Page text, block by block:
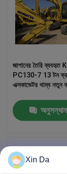
বাড়ি
পণ্য
আমাদের সম্পর্কে
কারখানা ভ্রমণ
যোগাযোগ করুন
জাপানের তৈরি
PC130-7 13 টন
এক্সকাভেটর থাম্ব নতুন
অনুসন্ধান
Xin Da